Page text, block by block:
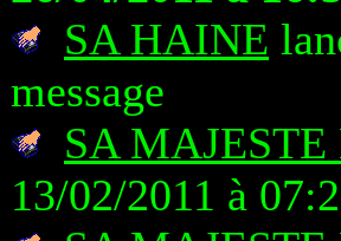
SA HAINE
message
SA
13/02/2011 à